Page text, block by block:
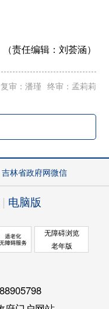
（责任编辑： 刘荟涵）
复审：潘瑾 终审：孟莉莉